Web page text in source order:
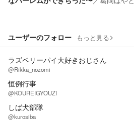
ユーザーのフォロー もっと見る
ラズベリーパイ大好きおじさん
@Rikka_nozomi
恒例行事
@KOUREIGYOUZI
しば犬部隊
@kurosiba